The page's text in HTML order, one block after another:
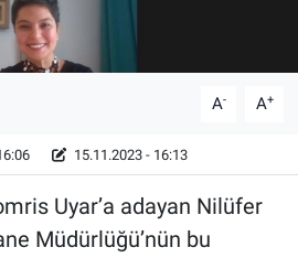
A- A+
15.11.2023 - 16:13
Uyar’a adayan Nilüfer
Müdürlüğü’nün bu